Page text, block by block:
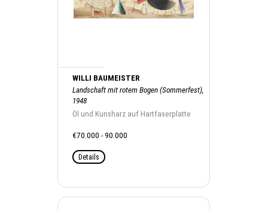
WILLI BAUMEISTER
Landschaft mit rotem Bogen (Sommerfest),
1948
Öl und Kunsharz auf Hartfaserplatte
€70.000 - 90.000
Details